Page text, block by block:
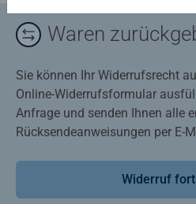
Waren
Sie können Ihr Widerrufsrecht
Online-Widerrufsformular
Anfrage und senden Ihnen alle
Rücksendeanweisungen per E-
Widerruf